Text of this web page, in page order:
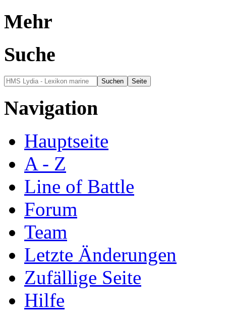
Mehr
Suche
Navigation
Hauptseite
A - Z
Line of Battle
Forum
Team
Letzte Änderungen
Zufällige Seite
Hilfe